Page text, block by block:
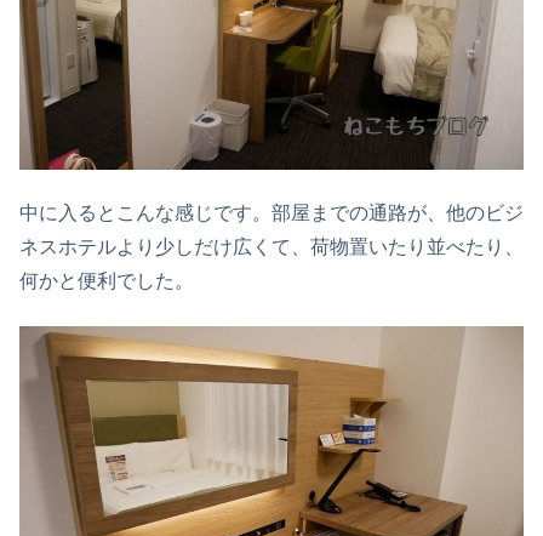
中に入るとこんな感じです。部屋までの通路が、他のビジ
ネスホテルより少しだけ広くて、荷物置いたり並べたり、
何かと便利でした。